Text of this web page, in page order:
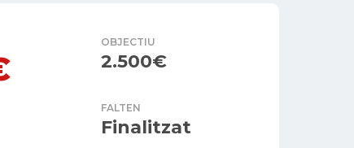
OBJECTIU
2.500€
FALTEN
Finalitzat